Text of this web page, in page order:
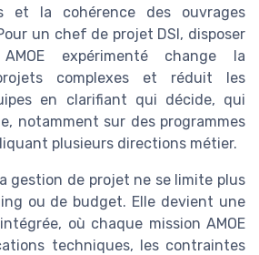
et la cohérence des ouvrages
un chef de projet DSI, disposer
expérimenté change la
complexes et réduit les
en clarifiant qui décide, qui
notamment sur des programmes
plusieurs directions métier.
gestion de projet ne se limite plus
ou de budget. Elle devient une
où chaque mission AMOE
techniques, les contraintes